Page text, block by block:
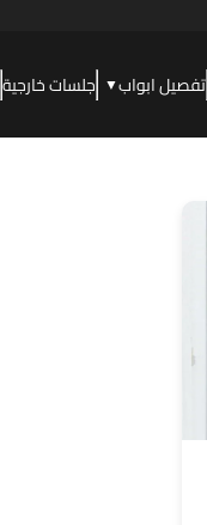
تفصيل ابواب▼ جلسات خارجية